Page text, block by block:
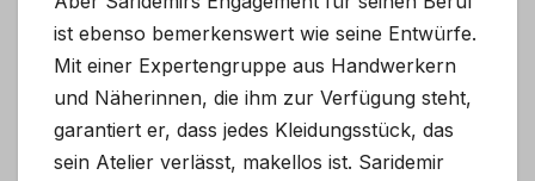
ist ebenso bemerkenswert wie seine Entwürfe.
Mit einer Expertengruppe aus Handwerkern
und Näherinnen, die ihm zur Verfügung steht,
garantiert er, dass jedes Kleidungsstück, das
sein Atelier verlässt, makellos ist. Saridemir